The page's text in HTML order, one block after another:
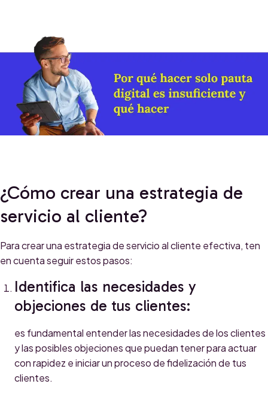
¿Cómo crear una estrategia de
servicio al cliente?
Para crear una estrategia de servicio al cliente efectiva, ten
en cuenta seguir estos pasos:
Identifica las necesidades y
objeciones de tus clientes:
es fundamental entender las necesidades de los clientes
y las posibles objeciones que puedan tener para actuar
con rapidez e iniciar un proceso de fidelización de tus
clientes.